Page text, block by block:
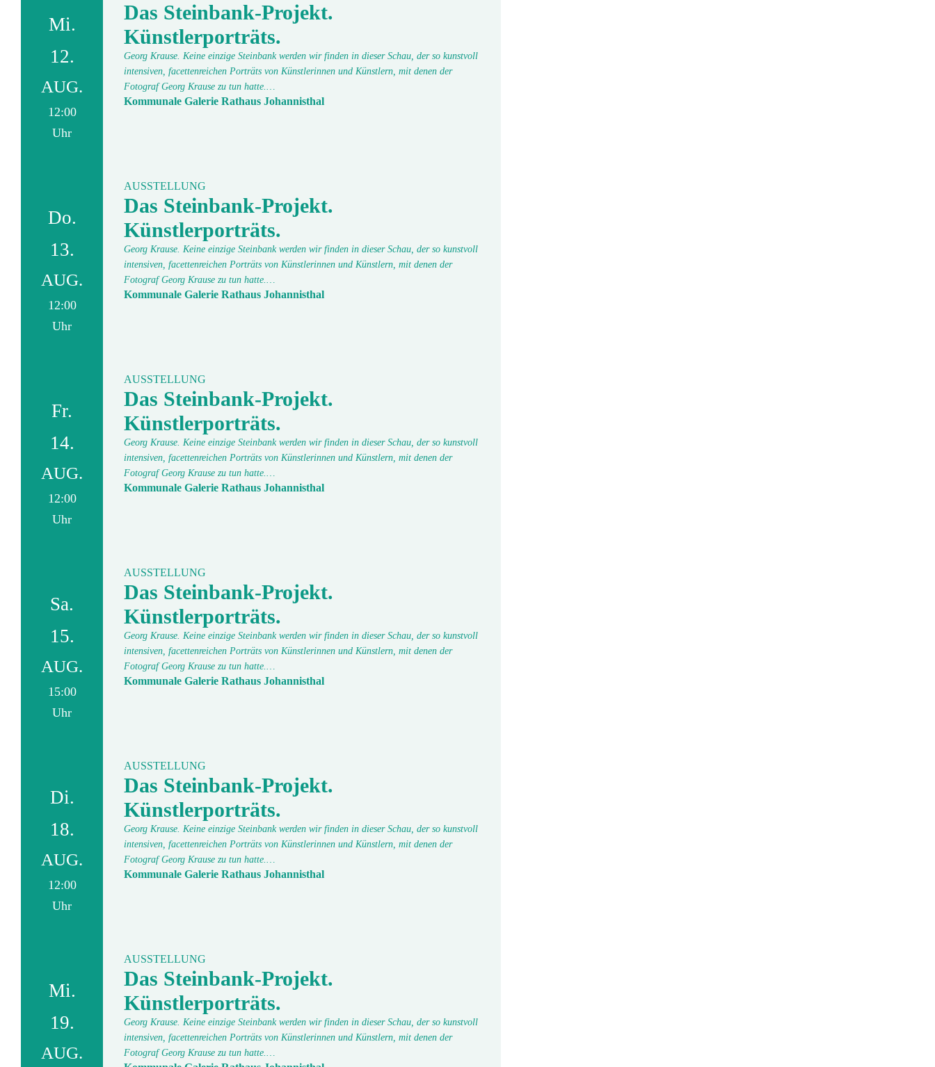
Mi.
12.
AUG.
12:00
Uhr
Das Steinbank-Projekt.
Künstlerporträts.
Georg Krause. Keine einzige Steinbank werden wir finden in dieser Schau, der so kunstvoll
intensiven, facettenreichen Porträts von Künstlerinnen und Künstlern, mit denen der
Fotograf Georg Krause zu tun hatte.…
Kommunale Galerie Rathaus Johannisthal
Do.
13.
AUG.
12:00
Uhr
AUSSTELLUNG
Das Steinbank-Projekt.
Künstlerporträts.
Georg Krause. Keine einzige Steinbank werden wir finden in dieser Schau, der so kunstvoll
intensiven, facettenreichen Porträts von Künstlerinnen und Künstlern, mit denen der
Fotograf Georg Krause zu tun hatte.…
Kommunale Galerie Rathaus Johannisthal
Fr.
14.
AUG.
12:00
Uhr
AUSSTELLUNG
Das Steinbank-Projekt.
Künstlerporträts.
Georg Krause. Keine einzige Steinbank werden wir finden in dieser Schau, der so kunstvoll
intensiven, facettenreichen Porträts von Künstlerinnen und Künstlern, mit denen der
Fotograf Georg Krause zu tun hatte.…
Kommunale Galerie Rathaus Johannisthal
Sa.
15.
AUG.
15:00
Uhr
AUSSTELLUNG
Das Steinbank-Projekt.
Künstlerporträts.
Georg Krause. Keine einzige Steinbank werden wir finden in dieser Schau, der so kunstvoll
intensiven, facettenreichen Porträts von Künstlerinnen und Künstlern, mit denen der
Fotograf Georg Krause zu tun hatte.…
Kommunale Galerie Rathaus Johannisthal
Di.
18.
AUG.
12:00
Uhr
AUSSTELLUNG
Das Steinbank-Projekt.
Künstlerporträts.
Georg Krause. Keine einzige Steinbank werden wir finden in dieser Schau, der so kunstvoll
intensiven, facettenreichen Porträts von Künstlerinnen und Künstlern, mit denen der
Fotograf Georg Krause zu tun hatte.…
Kommunale Galerie Rathaus Johannisthal
Mi.
19.
AUG.
AUSSTELLUNG
Das Steinbank-Projekt.
Künstlerporträts.
Georg Krause. Keine einzige Steinbank werden wir finden in dieser Schau, der so kunstvoll
intensiven, facettenreichen Porträts von Künstlerinnen und Künstlern, mit denen der
Fotograf Georg Krause zu tun hatte.…